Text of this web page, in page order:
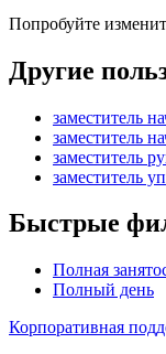
Попробуйте
Другие
заместитель
заместитель
заместитель
заместитель
Быстрые
Полная
Полный день
Корпоративная